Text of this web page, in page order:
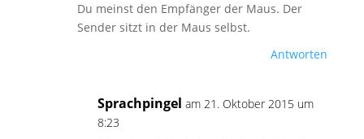
Du meinst den Empfänger der Maus. Der
Sender sitzt in der Maus selbst.
Antworten
Sprachpingel am 21. Oktober 2015 um
8:23